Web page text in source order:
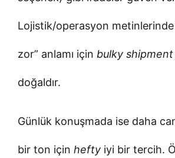
Lojistik/operasyon metinlerinde
zor” anlamı için bulky shipment
doğaldır.
Günlük konuşmada ise daha
bir ton için hefty iyi bir tercih.